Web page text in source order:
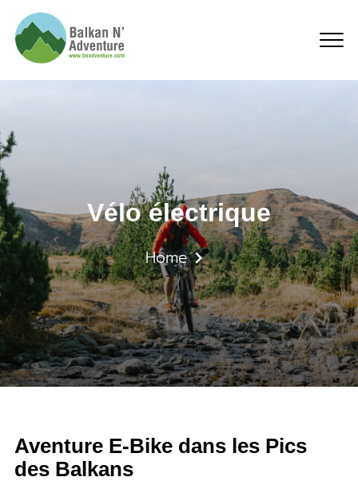
Vélo électrique
Home
Aventure E-Bike dans les Pics
des Balkans